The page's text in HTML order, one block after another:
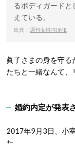
るボディガード
えている。
出典： 週刊女性PRIME
眞子さまの身を守る
たちと一緒なんて、
婚約内定が発表
2017年9月3日、小